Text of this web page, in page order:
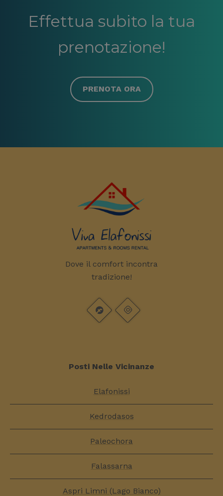
Effettua subito la tua
prenotazione!
PRENOTA ORA
Dove il comfort incontra
tradizione!
Posti Nelle Vicinanze
Elafonissi
Kedrodasos
Paleochora
Falassarna
Aspri Limni (Lago Bianco)